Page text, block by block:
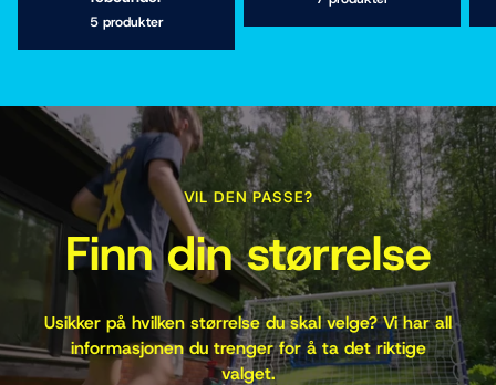
5 produkter
VIL DEN PASSE?
Finn din størrelse
Usikker på hvilken størrelse du skal velge? Vi har all
informasjonen du trenger for å ta det riktige
valget.